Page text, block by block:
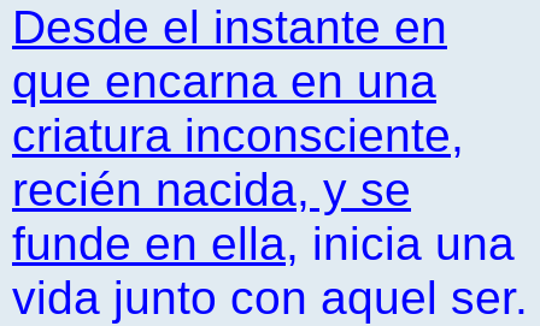
Desde el instante en
que encarna en una
criatura inconsciente,
recién nacida, y se
funde en ella, inicia una
vida junto con aquel ser.